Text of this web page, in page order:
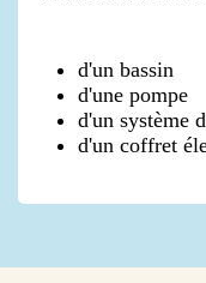
d'un bassin
d'une pompe
d'un système
d'un coffret